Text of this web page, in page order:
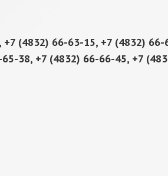
(4832) 66-63-15, +7 (4832) 66-
38, +7 (4832) 66-66-45, +7